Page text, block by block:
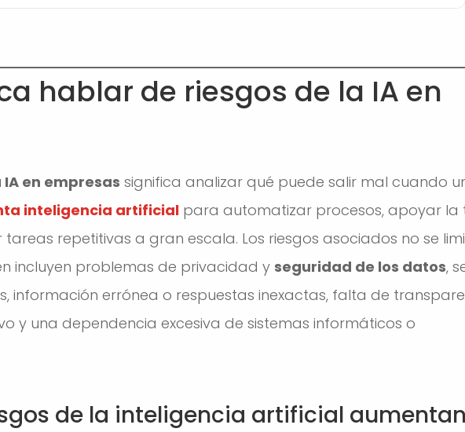
hablar de riesgos de la IA en
en empresas significa analizar qué puede salir mal cuando
inteligencia artificialpara automatizar procesos, apoyar la
repetitivas a gran escala. Los riesgos asociados no se
incluyen problemas de privacidad y seguridad de los datos,
información errónea o respuestas inexactas, falta de
y una dependencia excesiva de sistemas informáticos o
de la inteligencia artificial